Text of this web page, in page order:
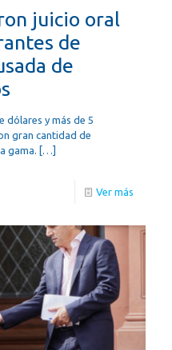
juicio oral
de
de
dólares y más de 5
gran cantidad de
gama. […]
Ver más